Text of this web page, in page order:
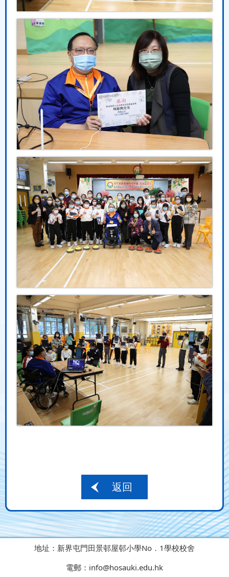
返回
地址： 新界屯門田景邨屋邨小學No．1學校校舍
電郵： info@hosauki.edu.hk